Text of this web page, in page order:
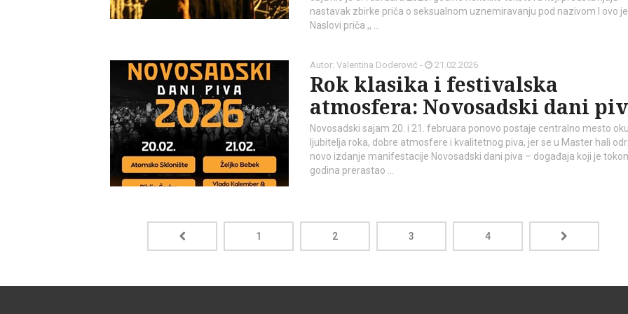
nastavak zbirke priča o seksualnom uznemiravanju pod nazivom I ovo je
Naslovi priča ,, …
Autor: Valentina Doderović - 21.02.2026
Rok klasika i festivalska
atmosfera: Novosadski dani
Novosadski sajam 20. i 21. februara ponovo postaje centralno mesto
ljubitelja roka, dobre atmosfere i kvalitetnog piva, jer se u Master hali
novo izdanje manifestacije Novosadski dani piva – događaja koji je
godina prerastao …
1 2 3 4